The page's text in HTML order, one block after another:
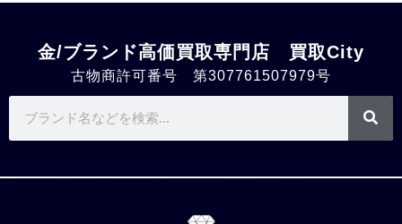
金/ブランド高価買取専門店 買取City
古物商許可番号 第307761507979号